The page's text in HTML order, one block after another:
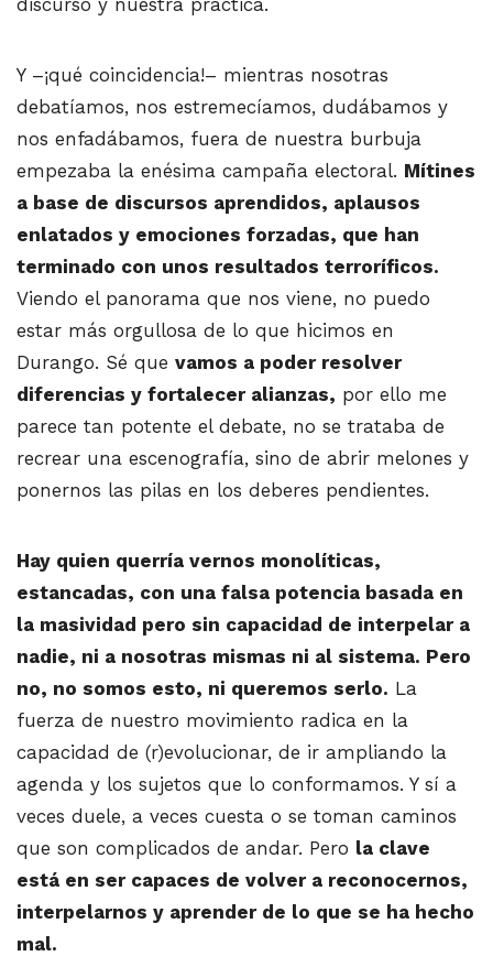
Y –¡qué coincidencia!– mientras nosotras
debatíamos, nos estremecíamos, dudábamos y
nos enfadábamos, fuera de nuestra burbuja
empezaba la enésima campaña electoral. Mítines
a base de discursos aprendidos, aplausos
enlatados y emociones forzadas, que han
terminado con unos resultados terroríficos.
Viendo el panorama que nos viene, no puedo
estar más orgullosa de lo que hicimos en
Durango. Sé que vamos a poder resolver
diferencias y fortalecer alianzas, por ello me
parece tan potente el debate, no se trataba de
recrear una escenografía, sino de abrir melones y
ponernos las pilas en los deberes pendientes.
Hay quien querría vernos monolíticas,
estancadas, con una falsa potencia basada en
la masividad pero sin capacidad de interpelar a
nadie, ni a nosotras mismas ni al sistema. Pero
no, no somos esto, ni queremos serlo. La
fuerza de nuestro movimiento radica en la
capacidad de (r)evolucionar, de ir ampliando la
agenda y los sujetos que lo conformamos. Y sí a
veces duele, a veces cuesta o se toman caminos
que son complicados de andar. Pero la clave
está en ser capaces de volver a reconocernos,
interpelarnos y aprender de lo que se ha hecho
mal.